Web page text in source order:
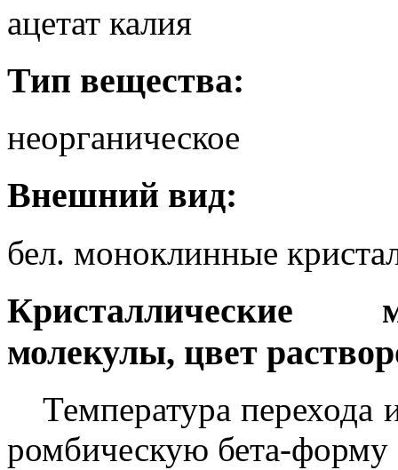
ацетат калия
Тип вещества:
неорганическое
Внешний вид:
бел. моноклинные
Кристаллические
молекулы, цвет
Температура
ромбическую бета-